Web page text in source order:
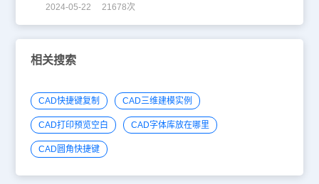
2024-05-22 21678次
相关搜索
CAD快捷键复制 CAD三维建模实例
CAD打印预览空白 CAD字体库放在哪里
CAD圆角快捷键